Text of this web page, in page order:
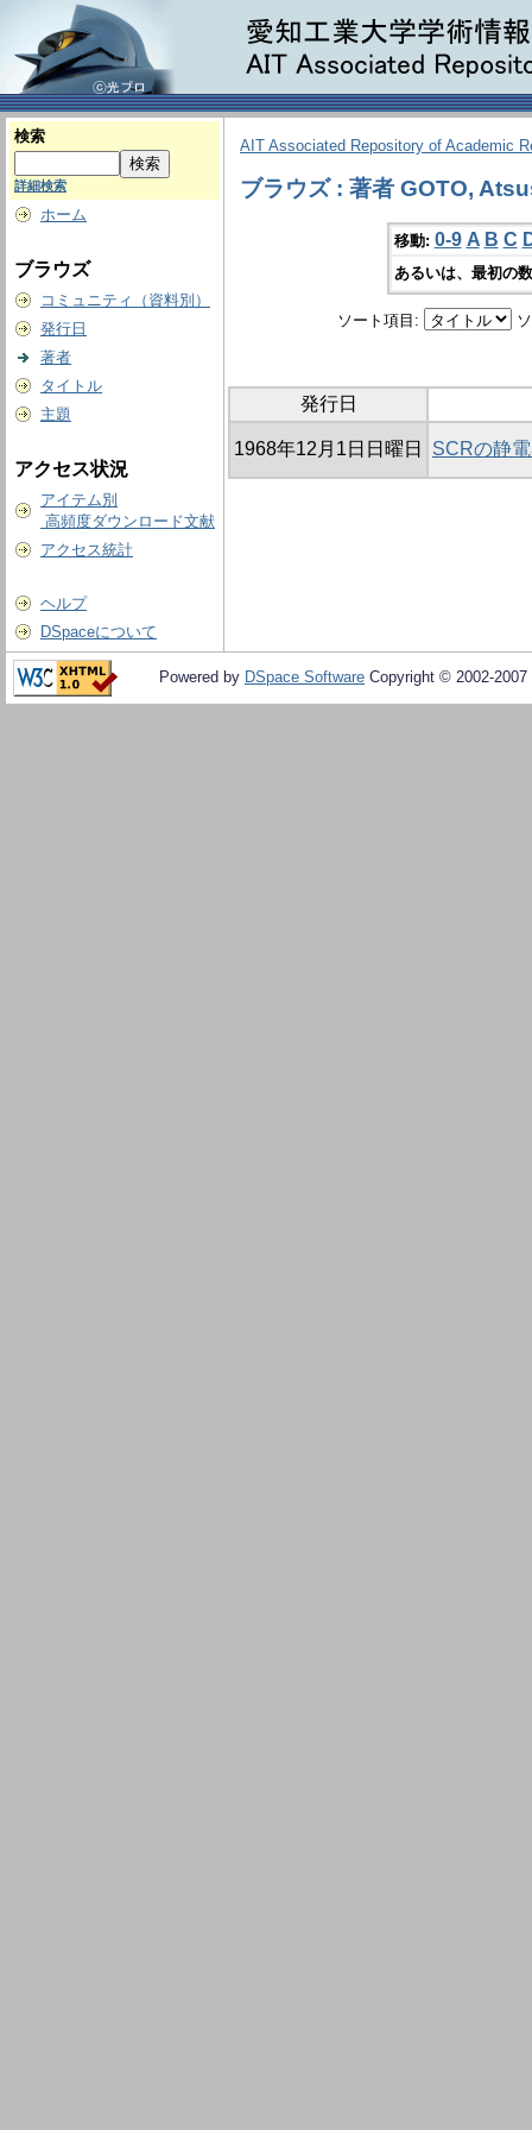
検索
詳細検索
ホーム
ブラウズ
コミュニティ（資料別）
発行日
著者
タイトル
主題
アクセス状況
アイテム別
高頻度ダウンロード文献
アクセス統計
ヘルプ
DSpaceについて
AIT Associated Repository of Academic
ブラウズ : 著者 GOTO,
移動: 0-9 A B C
あるいは、最初の
ソート項目:
発行日
1968年12月1日日曜日 SCRの静
Powered by DSpace Software Copyright © 2002-2007